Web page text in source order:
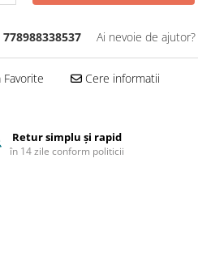
778988338537 Ai nevoie de ajutor?
Favorite Cere informatii
Retur simplu și rapid
în 14 zile conform politicii